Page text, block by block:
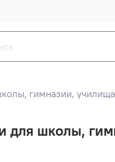
гимназии,
для школы,